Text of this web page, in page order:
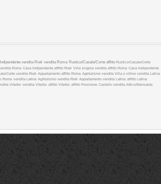
vendita Rieti vendita Roma Rustico/Casale/Corte affitto Rustico/Casale/Corte
Roma Casa Indipendente affitto Rieti Villa singola vendita affitto Roma Casa Indipendente
Corte vendita Rieti Appartamento affitto Roma Agriturismo vendita Villa o villino vendita Latina
Roma vendita Latina Agriturismo vendita Rieti Appartamento vendita Latina affitto Latina
Viterbo vendita Viterbo affitto Viterbo affitto Frosinone Castello vendita Attico/Mansarda